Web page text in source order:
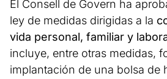
El Consell de Govern ha
ley de medidas dirigidas a la
vida personal, familiar y
incluye, entre otras medidas,
implantación de una bolsa de